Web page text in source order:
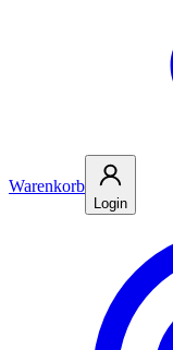
Warenkorb
Login